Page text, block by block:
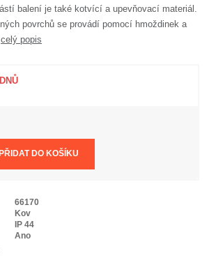
balení je také kotvící a upevňovací materiál.
povrchů se provádí pomocí hmoždinek a
celý popis
PŘIDAT DO KOŠÍKU
66170
Kov
IP 44
Ano